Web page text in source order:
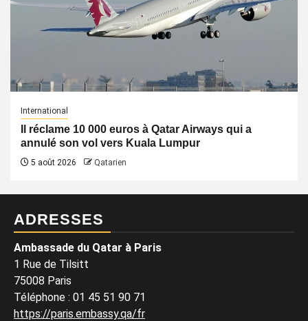
International
Il réclame 10 000 euros à Qatar Airways qui a
annulé son vol vers Kuala Lumpur
5 août 2026 Qatarien
ADRESSES
Ambassade du Qatar à Paris
1 Rue de Tilsitt
75008 Paris
Téléphone : 01 45 51 90 71
https://paris.embassy.qa/fr